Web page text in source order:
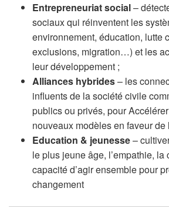
Entrepreneuriat social–
sociaux qui réinventent les
environnement, éducation, lutte
exclusions, migration…) et les
leur développement ;
Alliances hybrides– les
influents de la société civile
publics ou privés, pour
nouveaux modèles en faveur de
Education & jeunesse–
le plus jeune âge, l’empathie, la
capacité d’agir ensemble pour
changement